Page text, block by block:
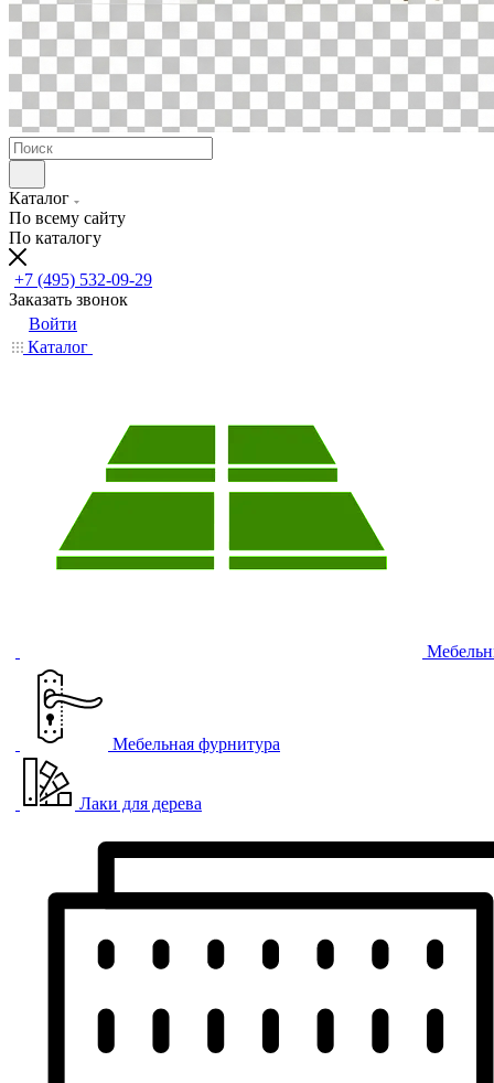
Каталог
По всему сайту
По каталогу
+7 (495) 532-09-29
Заказать звонок
Войти
Каталог
Мебельная фурнитура
Лаки для дерева